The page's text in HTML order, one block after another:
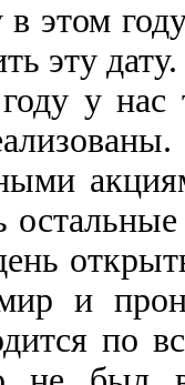
этом
эту
у нас
и
по